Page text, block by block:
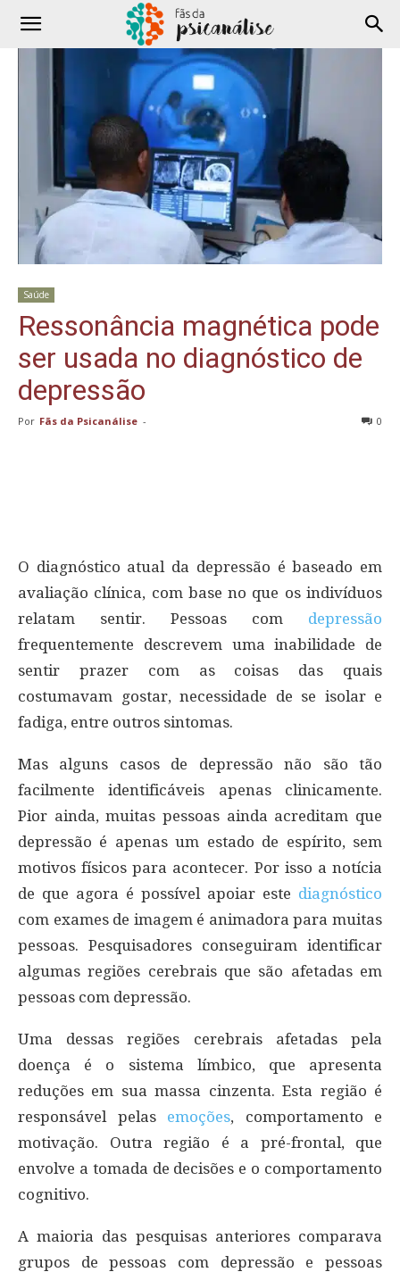
Saúde
Ressonância magnética pode
ser usada no diagnóstico de
depressão
Por Fãs da Psicanálise - 0
O diagnóstico atual da depressão é baseado em
avaliação clínica, com base no que os indivíduos
relatam sentir. Pessoas com depressão
frequentemente descrevem uma inabilidade de
sentir prazer com as coisas das quais
costumavam gostar, necessidade de se isolar e
fadiga, entre outros sintomas.
Mas alguns casos de depressão não são tão
facilmente identificáveis apenas clinicamente.
Pior ainda, muitas pessoas ainda acreditam que
depressão é apenas um estado de espírito, sem
motivos físicos para acontecer. Por isso a notícia
de que agora é possível apoiar este diagnóstico
com exames de imagem é animadora para muitas
pessoas. Pesquisadores conseguiram identificar
algumas regiões cerebrais que são afetadas em
pessoas com depressão.
Uma dessas regiões cerebrais afetadas pela
doença é o sistema límbico, que apresenta
reduções em sua massa cinzenta. Esta região é
responsável pelas emoções, comportamento e
motivação. Outra região é a pré-frontal, que
envolve a tomada de decisões e o comportamento
cognitivo.
A maioria das pesquisas anteriores comparava
grupos de pessoas com depressão e pessoas